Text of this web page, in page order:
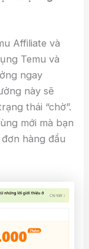
Affiliate và
Temu và
ngay
này sẽ
thái “chờ”.
mới mà bạn
hàng đầu